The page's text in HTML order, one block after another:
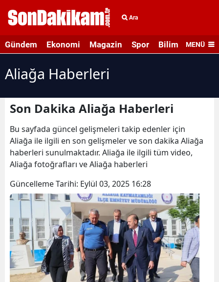
Ara
Gündem Ekonomi Magazin Spor Bilim veMENÜ
Aliağa Haberleri
Son Dakika Aliağa Haberleri
Bu sayfada güncel gelişmeleri takip edenler için
Aliağa ile ilgili en son gelişmeler ve son dakika Aliağa
haberleri sunulmaktadır. Aliağa ile ilgili tüm video,
Aliağa fotoğrafları ve Aliağa haberleri
Güncelleme Tarihi: Eylül 03, 2025 16:28